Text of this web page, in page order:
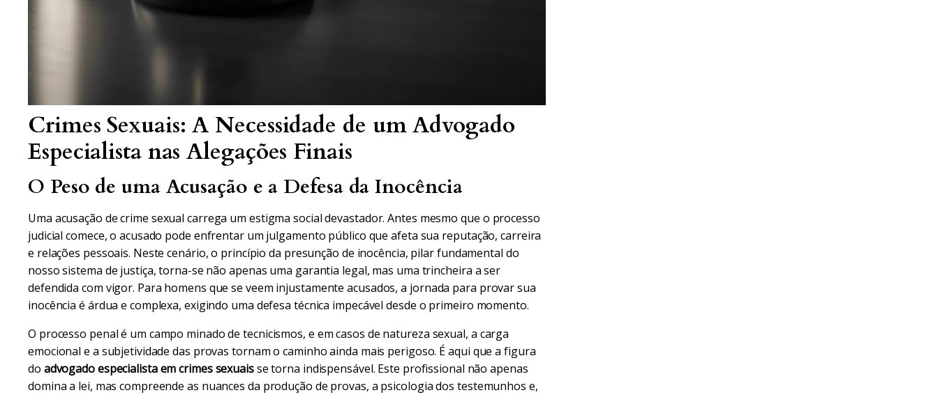
Crimes Sexuais: A Necessidade de um Advogado
Especialista nas Alegações Finais
O Peso de uma Acusação e a Defesa da Inocência
Uma acusação de crime sexual carrega um estigma social devastador. Antes mesmo que o processo
judicial comece, o acusado pode enfrentar um julgamento público que afeta sua reputação, carreira
e relações pessoais. Neste cenário, o princípio da presunção de inocência, pilar fundamental do
nosso sistema de justiça, torna-se não apenas uma garantia legal, mas uma trincheira a ser
defendida com vigor. Para homens que se veem injustamente acusados, a jornada para provar sua
inocência é árdua e complexa, exigindo uma defesa técnica impecável desde o primeiro momento.
O processo penal é um campo minado de tecnicismos, e em casos de natureza sexual, a carga
emocional e a subjetividade das provas tornam o caminho ainda mais perigoso. É aqui que a figura
do advogado especialista em crimes sexuaisse torna indispensável. Este profissional não apenas
domina a lei, mas compreende as nuances da produção de provas, a psicologia dos testemunhos e,